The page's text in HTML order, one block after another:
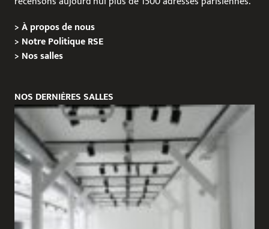
>À propos de nous
> Notre Politique RSE
> Nos salles
NOS DERNIÈRES SALLES